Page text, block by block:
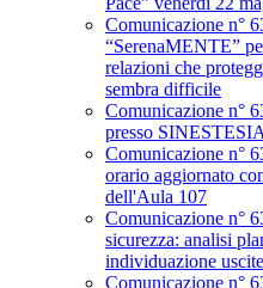
Comunicazione n°
“SerenaMENTE”
relazioni che
sembra difficile
Comunicazione n°
presso
Comunicazione n°
orario aggiornato
dell'Aula 107
Comunicazione n°
sicurezza: analisi
individuazione
Comunicazione n°